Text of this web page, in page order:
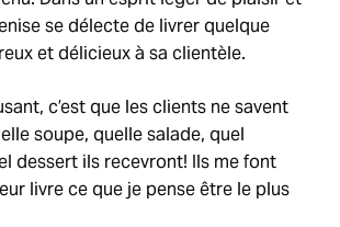
se délecte de livrer quelque
et délicieux à sa clientèle.
c’est que les clients ne savent
soupe, quelle salade, quel
dessert ils recevront! Ils me font
livre ce que je pense être le plus